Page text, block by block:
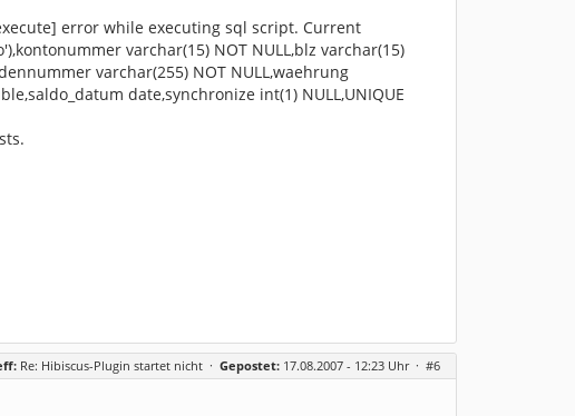
error while executing sql script. Current
varchar(15) NOT NULL,blz varchar(15)
varchar(255) NOT NULL,waehrung
date,synchronize int(1) NULL,UNIQUE
Re: Hibiscus-Plugin startet nicht · Gepostet: 17.08.2007 - 12:23 Uhr · #6